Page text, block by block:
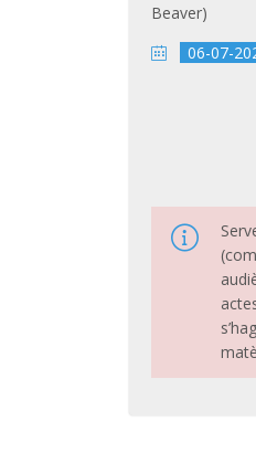
Beaver)
06-07-